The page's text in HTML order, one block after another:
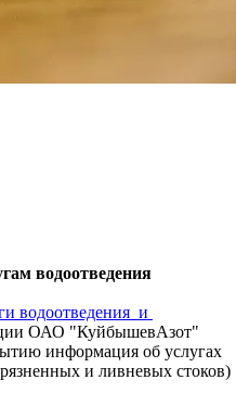
водоотведения
водоотведения и
ОАО "КуйбышевАзот"
информация об услугах
и ливневых стоков)